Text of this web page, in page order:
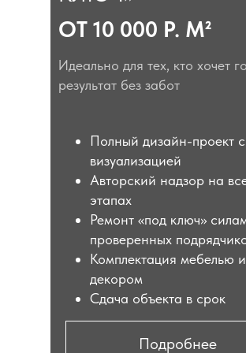
Подробнее
ОТ 10 000 Р. М²
Идеально для тех, кто хочет
результат без забот
Полный дизайн-проект
визуализацией
Авторский надзор на
этапах
Ремонт «под ключ»
проверенных
Комплектация мебелью и
декором
Сдача объекта в срок